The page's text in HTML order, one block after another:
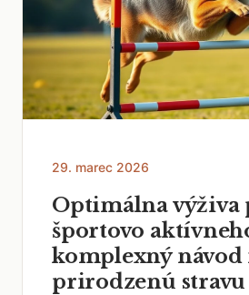
29. marec 2026
Optimálna výživa
športovo
komplexný návod
prirodzenú stravu